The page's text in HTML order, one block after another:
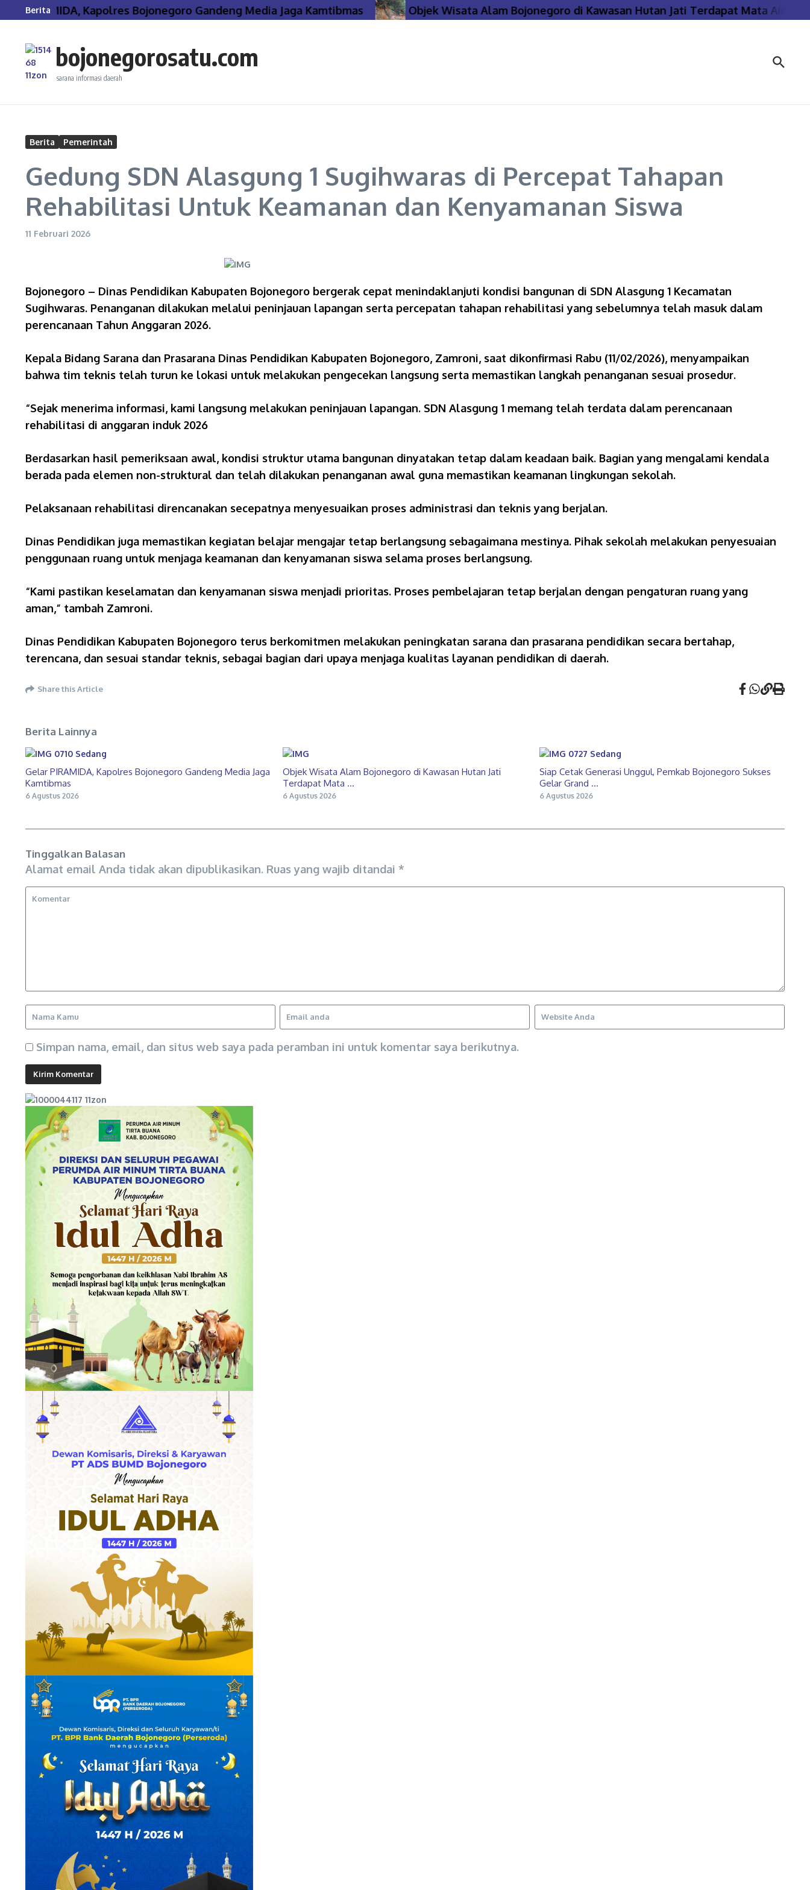
Lewati ke konten
Berita
PIRAMIDA, Kapolres Bojonegoro Gandeng Media Jaga Kamtibmas Objek Wisata Alam Bojonegoro di Kawasan Hutan Jati Terdapat Mata Air Panas
bojonegorosatu.com
sarana informasi daerah
Berita Pemerintah
Gedung SDN Alasgung 1 Sugihwaras di Percepat Tahapan
Rehabilitasi Untuk Keamanan dan Kenyamanan Siswa
11 Februari 2026
Bojonegoro – Dinas Pendidikan Kabupaten Bojonegoro bergerak cepat menindaklanjuti kondisi bangunan di SDN Alasgung 1 Kecamatan
Sugihwaras. Penanganan dilakukan melalui peninjauan lapangan serta percepatan tahapan rehabilitasi yang sebelumnya telah masuk dalam
perencanaan Tahun Anggaran 2026.
Kepala Bidang Sarana dan Prasarana Dinas Pendidikan Kabupaten Bojonegoro, Zamroni, saat dikonfirmasi Rabu (11/02/2026), menyampaikan
bahwa tim teknis telah turun ke lokasi untuk melakukan pengecekan langsung serta memastikan langkah penanganan sesuai prosedur.
“Sejak menerima informasi, kami langsung melakukan peninjauan lapangan. SDN Alasgung 1 memang telah terdata dalam perencanaan
rehabilitasi di anggaran induk 2026
Berdasarkan hasil pemeriksaan awal, kondisi struktur utama bangunan dinyatakan tetap dalam keadaan baik. Bagian yang mengalami kendala
berada pada elemen non-struktural dan telah dilakukan penanganan awal guna memastikan keamanan lingkungan sekolah.
Pelaksanaan rehabilitasi direncanakan secepatnya menyesuaikan proses administrasi dan teknis yang berjalan.
Dinas Pendidikan juga memastikan kegiatan belajar mengajar tetap berlangsung sebagaimana mestinya. Pihak sekolah melakukan penyesuaian
penggunaan ruang untuk menjaga keamanan dan kenyamanan siswa selama proses berlangsung.
“Kami pastikan keselamatan dan kenyamanan siswa menjadi prioritas. Proses pembelajaran tetap berjalan dengan pengaturan ruang yang
aman,” tambah Zamroni.
Dinas Pendidikan Kabupaten Bojonegoro terus berkomitmen melakukan peningkatan sarana dan prasarana pendidikan secara bertahap,
terencana, dan sesuai standar teknis, sebagai bagian dari upaya menjaga kualitas layanan pendidikan di daerah.
Share this Article
Berita Lainnya
Gelar PIRAMIDA, Kapolres Bojonegoro Gandeng Media Jaga
Kamtibmas
6 Agustus 2026
Objek Wisata Alam Bojonegoro di Kawasan Hutan Jati
Terdapat Mata ...
6 Agustus 2026
Siap Cetak Generasi Unggul, Pemkab Bojonegoro Sukses
Gelar Grand ...
6 Agustus 2026
Tinggalkan Balasan
Alamat email Anda tidak akan dipublikasikan. Ruas yang wajib ditandai *
Simpan nama, email, dan situs web saya pada peramban ini untuk komentar saya berikutnya.